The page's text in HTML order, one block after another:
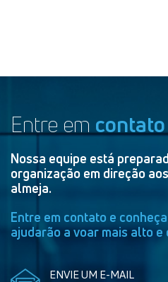
Entre emcontato
Nossa equipe está
organização em direção
almeja.
Entre em contato e
ajudarão a voar mais alto e
ENVIE UM E-MAIL